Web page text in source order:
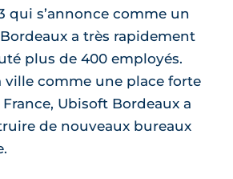
qui s’annonce comme un
a très rapidement
plus de 400 employés.
ville comme une place forte
Ubisoft Bordeaux a
de nouveaux bureaux